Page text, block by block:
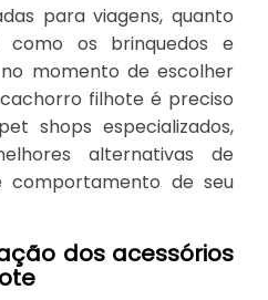
para viagens, quanto
os brinquedos e
momento de escolher
filhote é preciso
shops especializados,
alternativas de
de seu
dos acessórios